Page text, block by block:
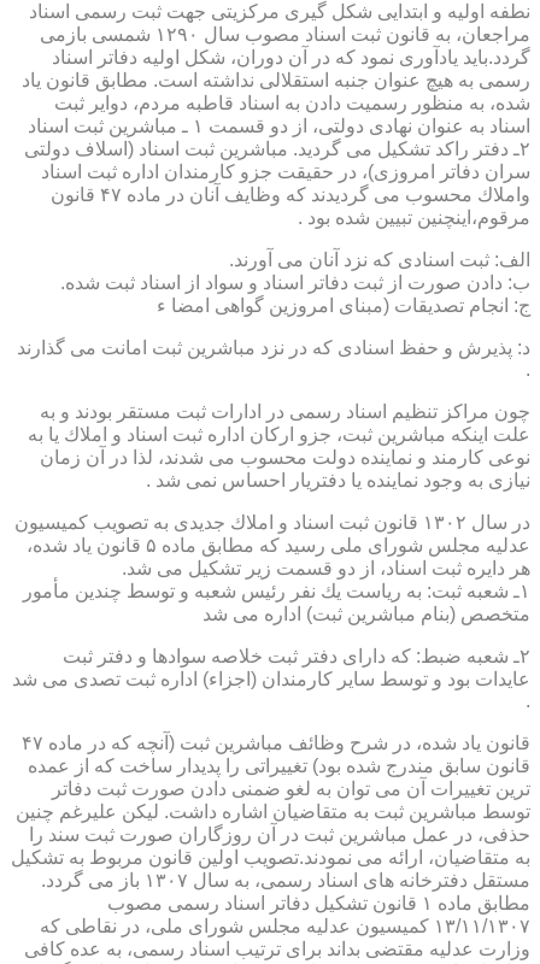
نطفه اولیه و ابتدایی شكل گیری مركزیتی جهت ثبت رسمی اسناد
مراجعان، به قانون ثبت اسناد مصوب سال ۱۲۹۰ شمسی بازمی
گردد.باید یادآوری نمود كه در آن دوران، شكل اولیه دفاتر اسناد
رسمی به هیچ عنوان جنبه استقلالی نداشته است. مطابق قانون یاد
شده، به منظور رسمیت دادن به اسناد قاطبه مردم، دوایر ثبت
اسناد به عنوان نهادی دولتی، از دو قسمت ۱ ـ مباشرین ثبت اسناد
۲ـ دفتر راكد تشكیل می گردید. مباشرین ثبت اسناد (اسلاف دولتی
سران دفاتر امروزی)، در حقیقت جزو كارمندان اداره ثبت اسناد
واملاك محسوب می گردیدند كه وظایف آنان در ماده ۴۷ قانون
مرقوم،اینچنین تبیین شده بود .
الف: ثبت اسنادی كه نزد آنان می آورند.
ب: دادن صورت از ثبت دفاتر اسناد و سواد از اسناد ثبت شده.
ج: انجام تصدیقات (مبنای امروزین گواهی امضا ء
د: پذیرش و حفظ اسنادی كه در نزد مباشرین ثبت امانت می گذارند
.
چون مراكز تنظیم اسناد رسمی در ادارات ثبت مستقر بودند و به
علت اینكه مباشرین ثبت، جزو اركان اداره ثبت اسناد و املاك یا به
نوعی كارمند و نماینده دولت محسوب می شدند، لذا در آن زمان
نیازی به وجود نماینده یا دفتریار احساس نمی شد .
در سال ۱۳۰۲ قانون ثبت اسناد و املاك جدیدی به تصویب كمیسیون
عدلیه مجلس شورای ملی رسید كه مطابق ماده ۵ قانون یاد شده،
هر دایره ثبت اسناد، از دو قسمت زیر تشكیل می شد.
۱ـ شعبه ثبت: به ریاست یك نفر رئیس شعبه و توسط چندین مأمور
متخصص (بنام مباشرین ثبت) اداره می شد
۲ـ شعبه ضبط: كه دارای دفتر ثبت خلاصه سوادها و دفتر ثبت
عایدات بود و توسط سایر كارمندان (اجزاء) اداره ثبت تصدی می شد
.
قانون یاد شده، در شرح وظائف مباشرین ثبت (آنچه كه در ماده ۴۷
قانون سابق مندرج شده بود) تغییراتی را پدیدار ساخت كه از عمده
ترین تغییرات آن می توان به لغو ضمنی دادن صورت ثبت دفاتر
توسط مباشرین ثبت به متقاضیان اشاره داشت. لیكن علیرغم چنین
حذفی، در عمل مباشرین ثبت در آن روزگاران صورت ثبت سند را
به متقاضیان، ارائه می نمودند.تصویب اولین قانون مربوط به تشكیل
مستقل دفترخانه های اسناد رسمی، به سال ۱۳۰۷ باز می گردد.
مطابق ماده ۱ قانون تشكیل دفاتر اسناد رسمی مصوب
۱۳/۱۱/۱۳۰۷ كمیسیون عدلیه مجلس شورای ملی، در نقاطی كه
وزارت عدلیه مقتضی بداند برای ترتیب اسناد رسمی، به عده كافی